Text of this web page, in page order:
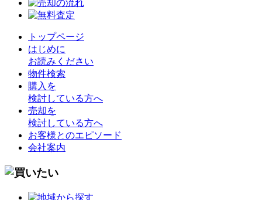
トップページ
はじめに
お読みください
物件検索
購入を
検討している方へ
売却を
検討している方へ
お客様とのエピソード
会社案内